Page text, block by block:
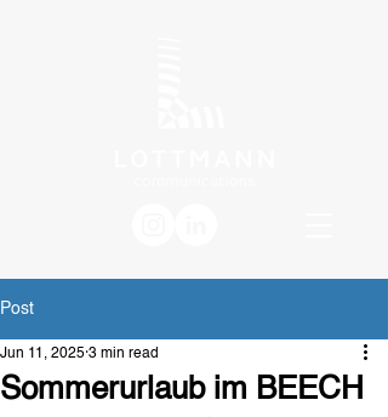
Post
Sommerurlaub im BEECH
Jun 11, 2025 3 min read